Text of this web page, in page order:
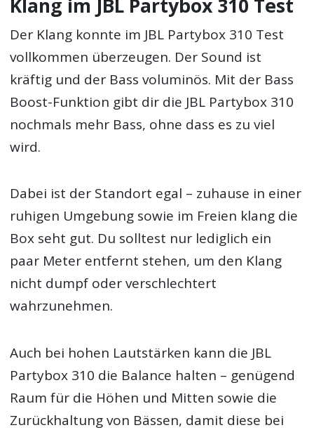
Klang im JBL Partybox 310 Test
Der Klang konnte im JBL Partybox 310 Test
vollkommen überzeugen. Der Sound ist
kräftig und der Bass voluminös. Mit der Bass
Boost-Funktion gibt dir die JBL Partybox 310
nochmals mehr Bass, ohne dass es zu viel
wird.
Dabei ist der Standort egal – zuhause in einer
ruhigen Umgebung sowie im Freien klang die
Box seht gut. Du solltest nur lediglich ein
paar Meter entfernt stehen, um den Klang
nicht dumpf oder verschlechtert
wahrzunehmen.
Auch bei hohen Lautstärken kann die JBL
Partybox 310 die Balance halten – genügend
Raum für die Höhen und Mitten sowie die
Zurückhaltung von Bässen, damit diese bei